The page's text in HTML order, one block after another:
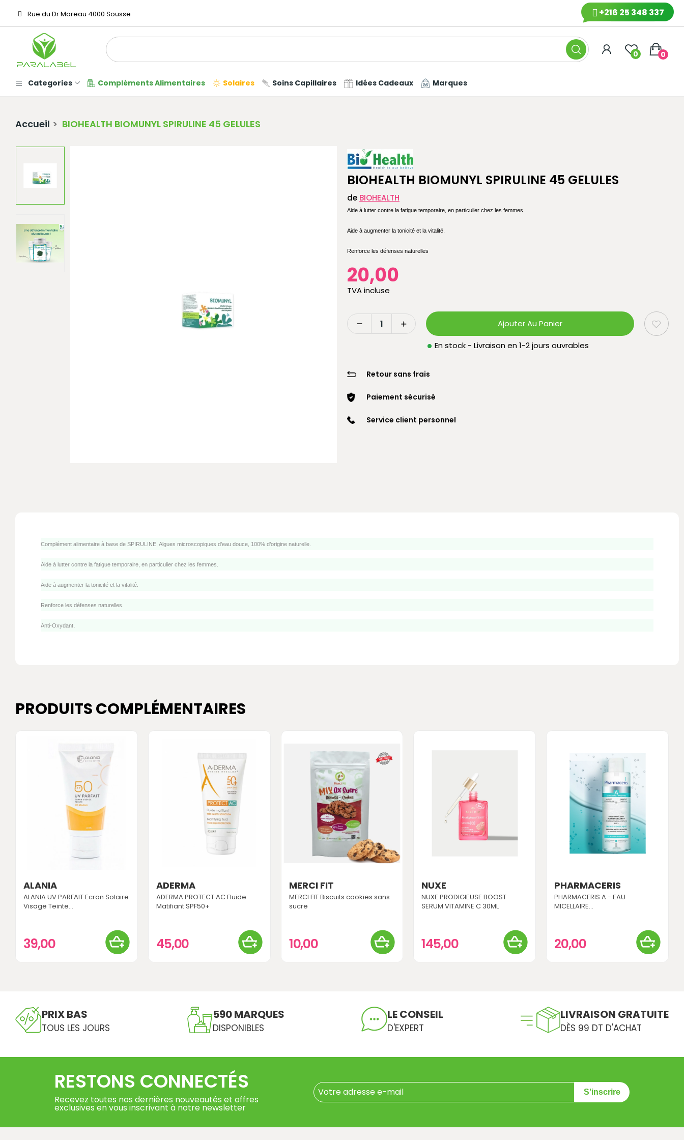
Rue du Dr Moreau 4000 Sousse +216 25 348 337
0 0
Categories Compléments Alimentaires Solaires Soins Capillaires Idées Cadeaux Marques
Accueil BIOHEALTH BIOMUNYL SPIRULINE 45 GELULES
BIOHEALTH BIOMUNYL SPIRULINE 45 GELULES
de BIOHEALTH
Aide à lutter contre la fatigue temporaire, en particulier chez les femmes.
Aide à augmenter la tonicité et la vitalité.
Renforce les défenses naturelles
20,00
TVA incluse
Ajouter Au Panier
En stock - Livraison en 1-2 jours ouvrables
Retour sans frais
Paiement sécurisé
Service client personnel
Complément alimentaire à base de SPIRULINE, Algues microscopiques d’eau douce, 100% d’origine naturelle.
Aide à lutter contre la fatigue temporaire, en particulier chez les femmes.
Aide à augmenter la tonicité et la vitalité.
Renforce les défenses naturelles.
Anti-Oxydant
PRODUITS COMPLÉMENTAIRES
ALANIA
ALANIA UV PARFAIT Ecran Solaire
Visage Teinte...
39,00
ADERMA
ADERMA PROTECT AC Fluide
Matifiant SPF50+
45,00
MERCI FIT
MERCI FIT Biscuits cookies sans
sucre
10,00
NUXE
NUXE PRODIGIEUSE BOOST
SERUM VITAMINE C 30ML
145,00
PHARMACERIS
PHARMACERIS A - EAU
MICELLAIRE...
20,00
PRIX BAS
TOUS LES JOURS
590 MARQUES
DISPONIBLES
LE CONSEIL
D'EXPERT
LIVRAISON GRATUITE
DÈS 99 DT D'ACHAT
RESTONS CONNECTÉS
Recevez toutes nos dernières nouveautés et offres
exclusives en vous inscrivant à notre newsletter
S'inscrire